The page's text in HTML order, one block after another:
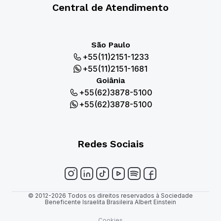
Central de Atendimento
São Paulo
+55(11)2151-1233
+55(11)2151-1681
Goiânia
+55(62)3878-5100
+55(62)3878-5100
Redes Sociais
© 2012-2026 Todos os direitos reservados à Sociedade
Beneficente Israelita Brasileira Albert Einstein